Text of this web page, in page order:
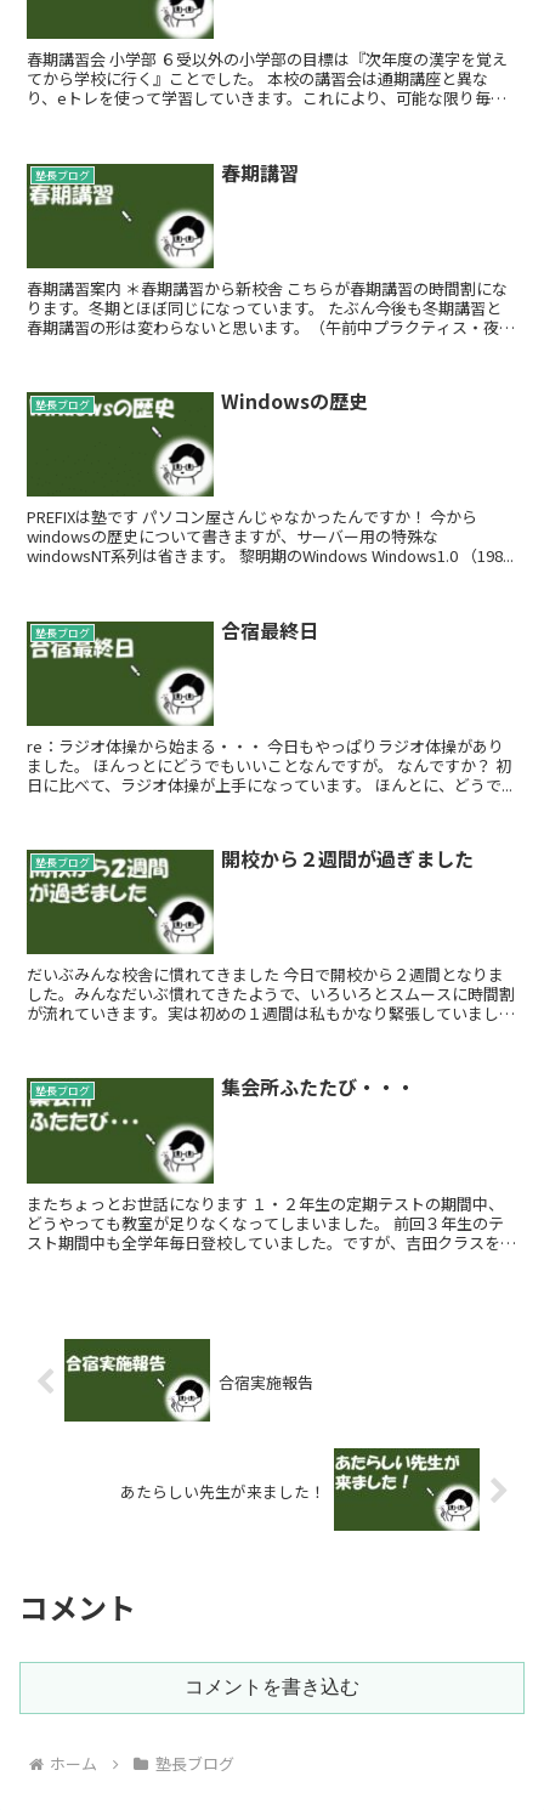
春期講習会 小学部 ６受以外の小学部の目標は『次年度の漢字を覚え
てから学校に行く』ことでした。 本校の講習会は通期講座と異な
り、eトレを使って学習していきます。これにより、可能な限り毎日
塾長ブログ 春期講習
春期講習案内 ＊春期講習から新校舎 こちらが春期講習の時間割にな
ります。冬期とほぼ同じになっています。 たぶん今後も冬期講習と
春期講習の形は変わらないと思います。（午前中プラクティス・夜は
塾長ブログ Windowsの歴史
PREFIXは塾です パソコン屋さんじゃなかったんですか！ 今から
windowsの歴史について書きますが、サーバー用の特殊な
windowsNT系列は省きます。 黎明期のWindows Windows1.0 （198...
塾長ブログ 合宿最終日
re：ラジオ体操から始まる・・・ 今日もやっぱりラジオ体操があり
ました。 ほんっとにどうでもいいことなんですが。 なんですか？ 初
日に比べて、ラジオ体操が上手になっています。 ほんとに、どうで...
塾長ブログ 開校から２週間が過ぎました
だいぶみんな校舎に慣れてきました 今日で開校から２週間となりま
した。みんなだいぶ慣れてきたようで、いろいろとスムースに時間割
が流れていきます。実は初めの１週間は私もかなり緊張していまし
塾長ブログ 集会所ふたたび・・・
またちょっとお世話になります １・２年生の定期テストの期間中、
どうやっても教室が足りなくなってしまいました。 前回３年生のテ
スト期間中も全学年毎日登校していました。ですが、吉田クラスを２
合宿実施報告
あたらしい先生が来ました！
コメント
コメントを書き込む
ホーム 塾長ブログ